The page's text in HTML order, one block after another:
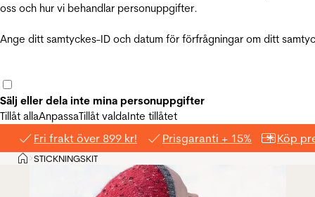
oss och hur vi behandlar personuppgifter.
Ange ditt samtyckes-ID och datum för förfrågningar om ditt
Sälj eller dela inte mina personuppgifter
Tillåt allaAnpassaTillåt valdaInte tillåtet
Fri frakt över 899 kr! Prisgaranti + 15% Köp
Hem
>STICKNINGSKIT